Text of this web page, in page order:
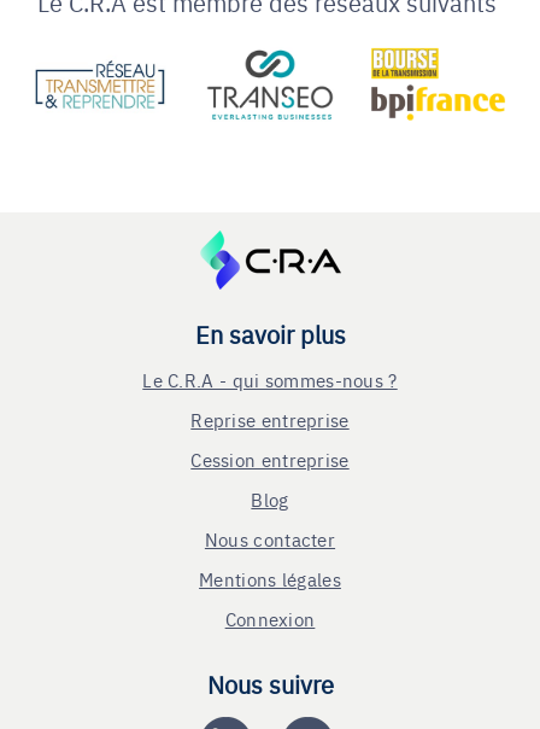
En savoir plus
Le C.R.A - qui sommes-nous ?
Reprise entreprise
Cession entreprise
Blog
Nous contacter
Mentions légales
Connexion
Nous suivre